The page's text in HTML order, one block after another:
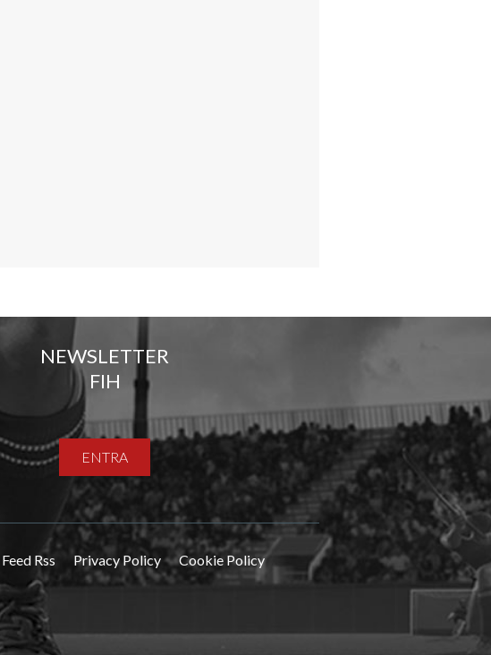
NEWSLETTER
FIH
ENTRA
Feed Rss Privacy Policy
Cookie Policy